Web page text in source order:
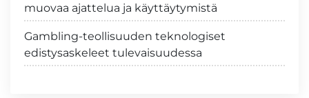
muovaa ajattelua ja käyttäytymistä
Gambling-teollisuuden teknologiset
edistysaskeleet tulevaisuudessa